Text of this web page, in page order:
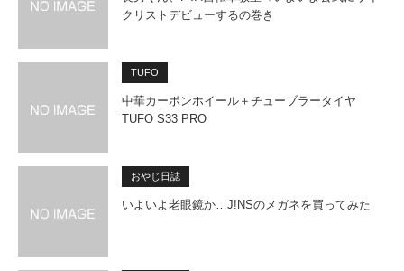
クリストデビューするの巻き
TUFO
中華カーボンホイール＋チューブラータイヤ
TUFO S33 PRO
おやじ日誌
いよいよ老眼鏡か…J!NSのメガネを買ってみた